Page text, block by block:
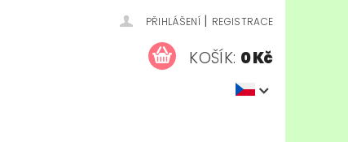
PŘIHLÁŠENÍ | REGISTRACE
KOŠÍK: 0 Kč